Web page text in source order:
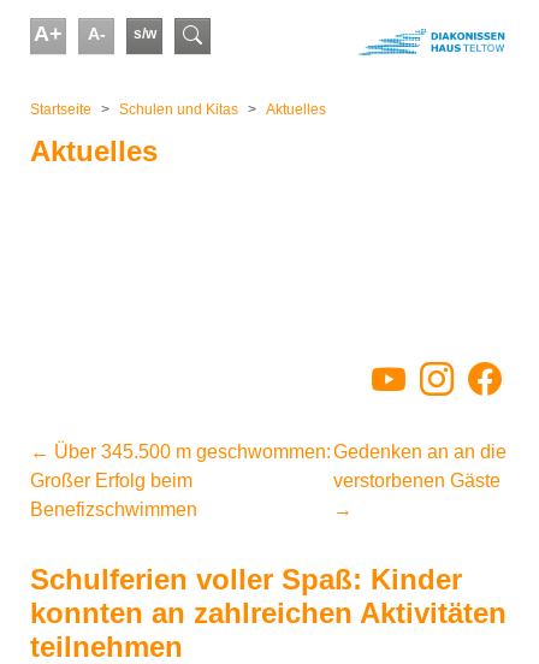
A+ A- s/w Suchformular
Startseite
Schulen und Kitas Aktuelles
Aktuelles
YouTubeInstagram
← Über 345.500 m geschwommen:
Großer Erfolg beim
Benefizschwimmen
Gedenken an an die
verstorbenen Gäste
→
Schulferien voller Spaß: Kinder
konnten an zahlreichen Aktivitäten
teilnehmen